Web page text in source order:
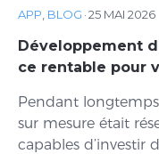
APP BLOG ·25 MAI 2026
Développement
ce rentable pour
Pendant
sur mesure était
capables d’investir